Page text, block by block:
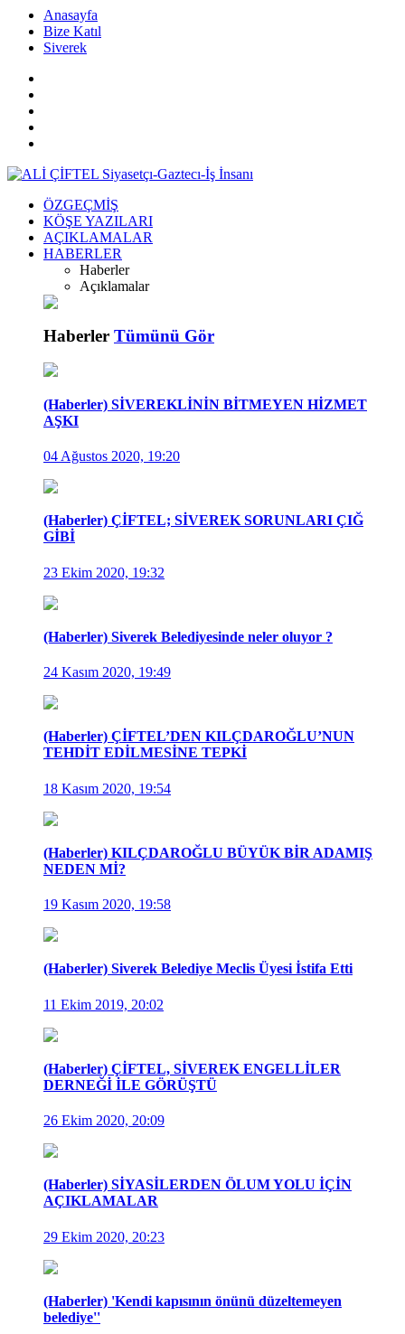
islami
sohbetler
kurumsal
bizim
mekan
çemberleme
makinası
islami
sohbetler
dini
chat
Anasayfa
Bize Katıl
Siverek
ÖZGEÇMİŞ
KÖŞE YAZILARI
AÇIKLAMALAR
HABERLER
Haberler
Açıklamalar
Haberler Tümünü Gör
(Haberler) SİVEREKLİNİN BİTMEYEN HİZMET
AŞKI
04 Ağustos 2020, 19:20
(Haberler) ÇİFTEL; SİVEREK SORUNLARI ÇIĞ
GİBİ
23 Ekim 2020, 19:32
(Haberler) Siverek Belediyesinde neler oluyor ?
24 Kasım 2020, 19:49
(Haberler) ÇİFTEL’DEN KILÇDAROĞLU’NUN
TEHDİT EDİLMESİNE TEPKİ
18 Kasım 2020, 19:54
(Haberler) KILÇDAROĞLU BÜYÜK BİR ADAMIŞ
NEDEN Mİ?
19 Kasım 2020, 19:58
(Haberler) Siverek Belediye Meclis Üyesi İstifa Etti
11 Ekim 2019, 20:02
(Haberler) ÇİFTEL, SİVEREK ENGELLİLER
DERNEĞİ İLE GÖRÜŞTÜ
26 Ekim 2020, 20:09
(Haberler) SİYASİLERDEN ÖLUM YOLU İÇİN
AÇIKLAMALAR
29 Ekim 2020, 20:23
(Haberler) 'Kendi kapısının önünü düzeltemeyen
belediye''